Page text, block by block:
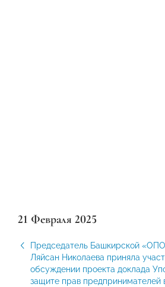
21 Февраля 2025
Председатель Башкирской
Ляйсан Николаева приняла
обсуждении проекта доклада
защите прав предпринимателей